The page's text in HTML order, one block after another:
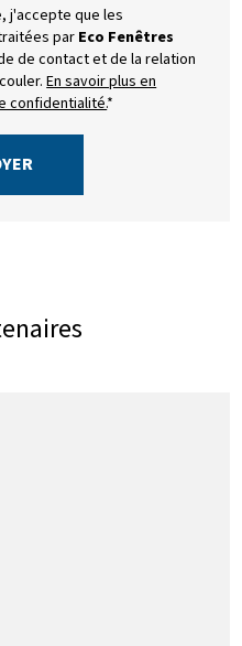
j'accepte que les
par Eco Fenêtres
de contact et de la relation
En savoir plus en
confidentialité.*